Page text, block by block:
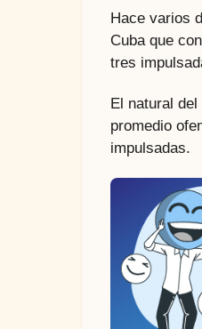
Hace varios
Cuba que
tres
El natural
promedio
impulsadas.